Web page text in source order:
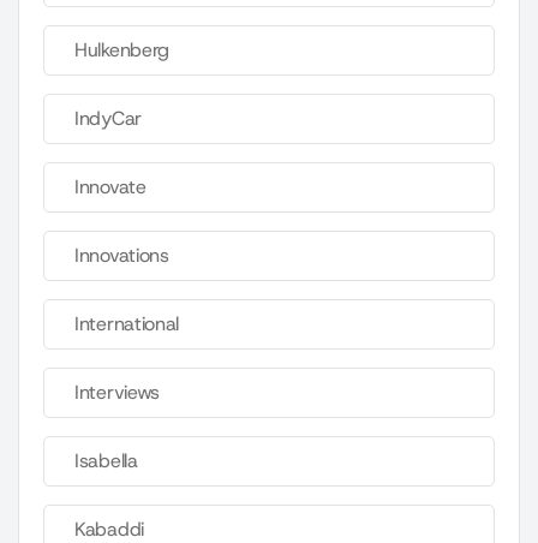
Hulkenberg
IndyCar
Innovate
Innovations
International
Interviews
Isabella
Kabaddi